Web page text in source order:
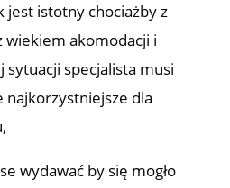
jest istotny chociażby z
wiekiem akomodacji i
sytuacji specjalista musi
najkorzystniejsze dla
wydawać by się mogło